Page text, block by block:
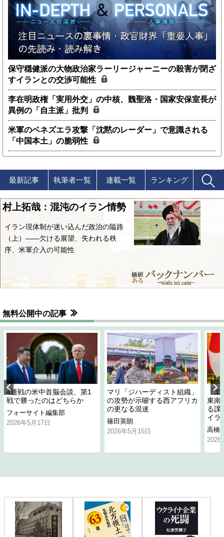
保守穏健派の大物政治家ラーリージャーニーの殺害が閉ざ
すイランとの交渉可能性
李在明政権「実用外交」の中核、魏聖洛・国家安保室長が
異例の「自主派」批判
米軍のベネズエラ攻撃「沈黙のレーダー」で意識される
「中国本土」の脆弱性
最新記事 執筆者一覧 連載一覧 ランキング
村上拓哉：混沌のイラン情勢
イラン現体制が迷い込んだ政治の隘路
（上）――欠ける展望、失われる秩
序、米軍介入の可能性
無料公開中の記事
4連戦の米中首脳会談、第1
戦で勝ったのはどちらか
フォーサイト編集部
2026年5月17日
マリ「ジハーディスト組織」
の攻勢が示唆する西アフリカ
の更なる混迷
篠田英朗
2026年5月15日
「
東南
る課
イラ
高橋
2026